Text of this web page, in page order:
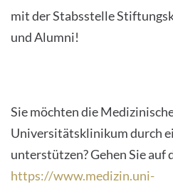
mit der Stabsstelle
und Alumni!
Sie möchten die
Universitätsklinikum durch
unterstützen? Gehen Sie auf
https://www.medizin.uni-